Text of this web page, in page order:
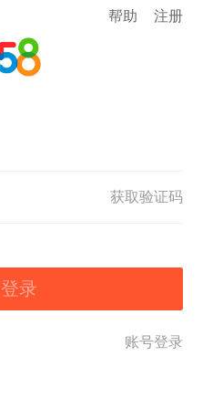
帮助 注册
获取验证码
登录
账号登录